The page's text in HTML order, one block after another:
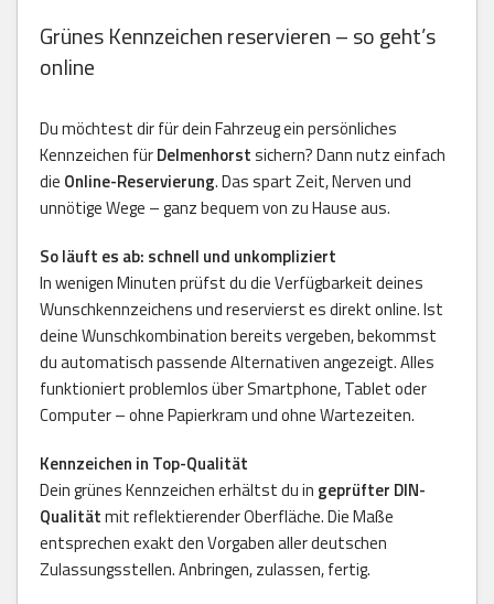
Grünes Kennzeichen reservieren – so geht’s
online
Du möchtest dir für dein Fahrzeug ein persönliches
Kennzeichen fürDelmenhorstsichern? Dann nutz einfach
die Online-Reservierung. Das spart Zeit, Nerven und
unnötige Wege – ganz bequem von zu Hause aus.
So läuft es ab: schnell und unkompliziert
In wenigen Minuten prüfst du die Verfügbarkeit deines
Wunschkennzeichens und reservierst es direkt online. Ist
deine Wunschkombination bereits vergeben, bekommst
du automatisch passende Alternativen angezeigt. Alles
funktioniert problemlos über Smartphone, Tablet oder
Computer – ohne Papierkram und ohne Wartezeiten.
Kennzeichen in Top-Qualität
Dein grünes Kennzeichen erhältst du in geprüfter DIN-
Qualitätmit reflektierender Oberfläche. Die Maße
entsprechen exakt den Vorgaben aller deutschen
Zulassungsstellen. Anbringen, zulassen, fertig.